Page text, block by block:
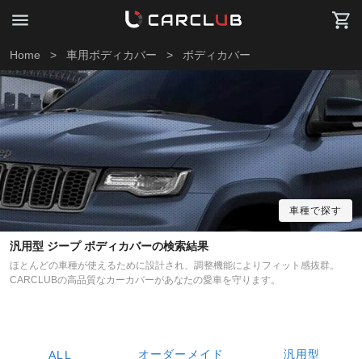
Home > 車用ボディカバー > ボディカバー
車種で探す
汎用型 ジープ ボディカバーの検索結果
ほとんどの車種が使えるために設計され、調整機能によりフィット感抜群。
CARCLUBの高品質なカーカバーがあなたの愛車を守ります。
ALL オーダーメイド 汎用型